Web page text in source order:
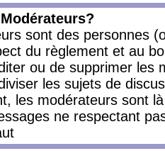
sont des personnes
du règlement et au
ou de supprimer les
les sujets de
les modérateurs sont
ne respectant